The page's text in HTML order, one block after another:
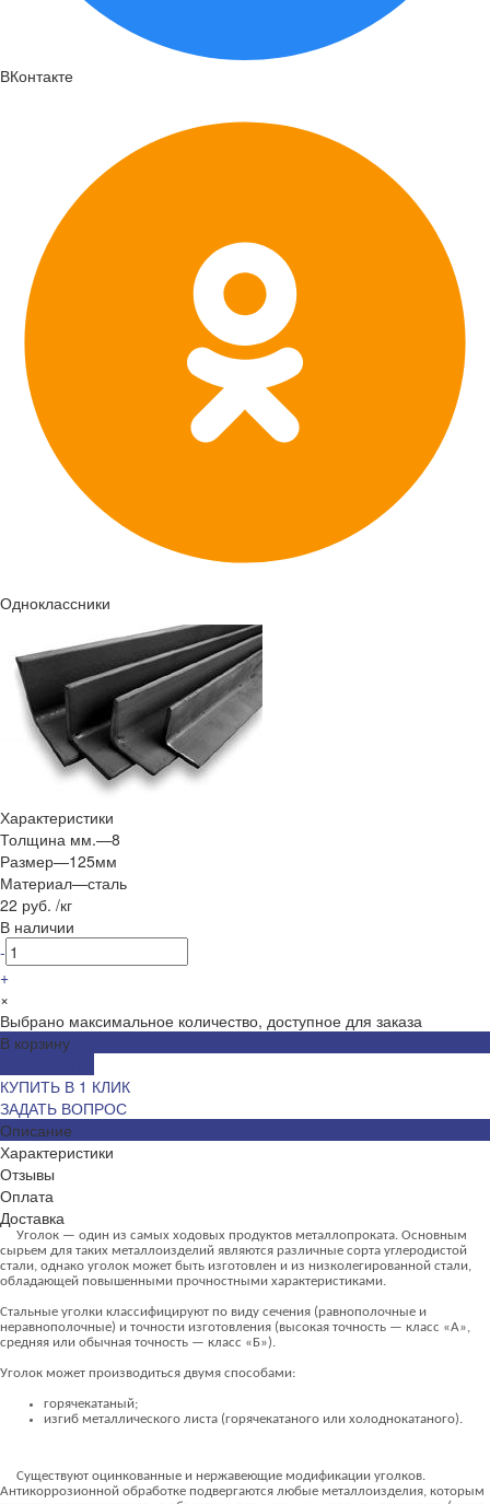
ВКонтакте
Одноклассники
Характеристики
Толщина мм.—8
Размер—125мм
Материал—сталь
22 руб. /кг
В наличии
-
+
×
Выбрано максимальное количество, доступное для заказа
В корзину
КУПИТЬ В 1 КЛИК
ЗАДАТЬ ВОПРОС
Описание
Характеристики
Отзывы
Оплата
Доставка
Уголок — один из самых ходовых продуктов металлопроката. Основным
сырьем для таких металлоизделий являются различные сорта углеродистой
стали, однако уголок может быть изготовлен и из низколегированной стали,
обладающей повышенными прочностными характеристиками.
Стальные уголки классифицируют по виду сечения (равнополочные и
неравнополочные) и точности изготовления (высокая точность — класс «А»,
средняя или обычная точность — класс «Б»).
Уголок может производиться двумя способами:
горячекатаный;
изгиб металлического листа (горячекатаного или холоднокатаного).
Существуют оцинкованные и нержавеющие модификации уголков.
Антикоррозионной обработке подвергаются любые металлоизделия, которым